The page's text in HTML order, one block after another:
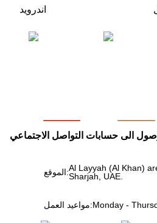
اندرويد
الى حسابات التواصل الاجتماعي
الموقع:Al Layyah (Al Khan)
Sharjah, UAE.
مواعيد العمل:Monday -